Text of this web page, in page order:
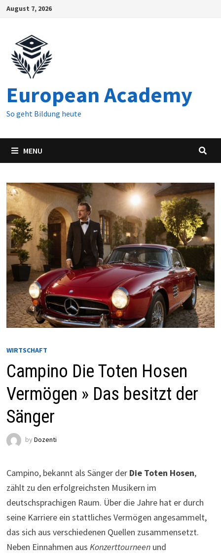
SkipAugust 7, 2026
European Academy
So geht Bildung heute
MENU
WIRTSCHAFT
Campino Die Toten Hosen
Vermögen » Das besitzt der
Sänger
by Dozenti
Campino, bekannt als Sänger der Die Toten Hosen,
zählt zu den erfolgreichsten Musikern im
deutschsprachigen Raum. Über die Jahre hat er durch
seine Karriere ein stattliches Vermögen angesammelt,
das sich aus verschiedenen Quellen zusammensetzt.
Neben Einnahmen aus Konzerttourneenund